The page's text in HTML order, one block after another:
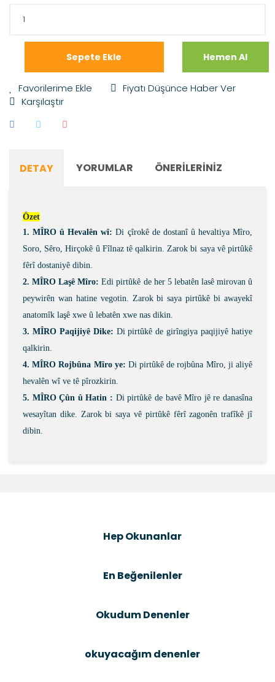
Sepete Ekle Hemen Al
Fiyatı Düşünce Haber Ver
Karşılaştır
DETAY YORUMLAR ÖNERILERINIZ
Özet
1. MÎRO û Hevalên wî: Di çîrokê de dostanî û hevaltiya Mîro,
Soro, Sêro, Hirçokê û Fîlnaz tê qalkirin. Zarok bi saya vê pirtûkê
fêrî dostaniyê dibin.
2. MÎRO Laşê Mîro:Edi pirtûkê de her 5 lebatên lasê mirovan û
peywirên wan hatine vegotin. Zarok bi saya pirtûkê bi awayekî
anatomîk laşê xwe û lebatên xwe nas dikin.
3. MÎRO Paqijiyê Dike: Di pirtûkê de girîngiya paqijiyê hatiye
qalkirin.
4. MÎRO Rojbûna Mîro ye: Di pirtûkê de rojbûna Mîro, ji aliyê
hevalên wî ve tê pîrozkirin.
5. MÎRO Çûn û Hatin : Di pirtûkê de bavê Mîro jê re danasîna
wesayîtan dike. Zarok bi saya vê pirtûkê fêrî zagonên trafîkê jî
dibin.
Ürün açıklamasında eksik bilgiler bulunuyor.
Ürün fiyatı diğer sitelerden daha pahalı.
Hep Okunanlar
En Beğenilenler
Okudum Denenler
okuyacağım denenler